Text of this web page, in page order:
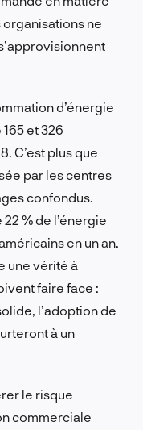
organisations ne
d’énergie
et 326
C’est plus que
par les centres
confondus.
% de l’énergie
en un an.
une vérité à
faire face :
l’adoption de
à un
le risque
commerciale